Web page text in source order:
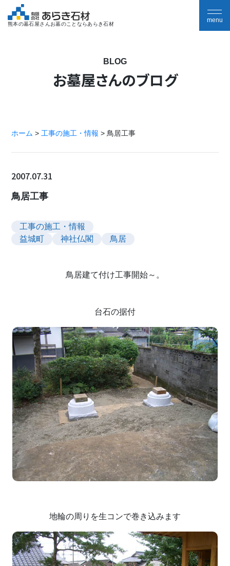
熊本の墓石屋さんお墓のことならあらき石材
BLOG
お墓屋さんのブログ
ホーム > 工事の施工・情報 > 鳥居工事
2007.07.31
鳥居工事
工事の施工・情報
益城町
神社仏閣 鳥居
鳥居建て付け工事開始～。
台石の据付
地輪の周りを生コンで巻き込みます